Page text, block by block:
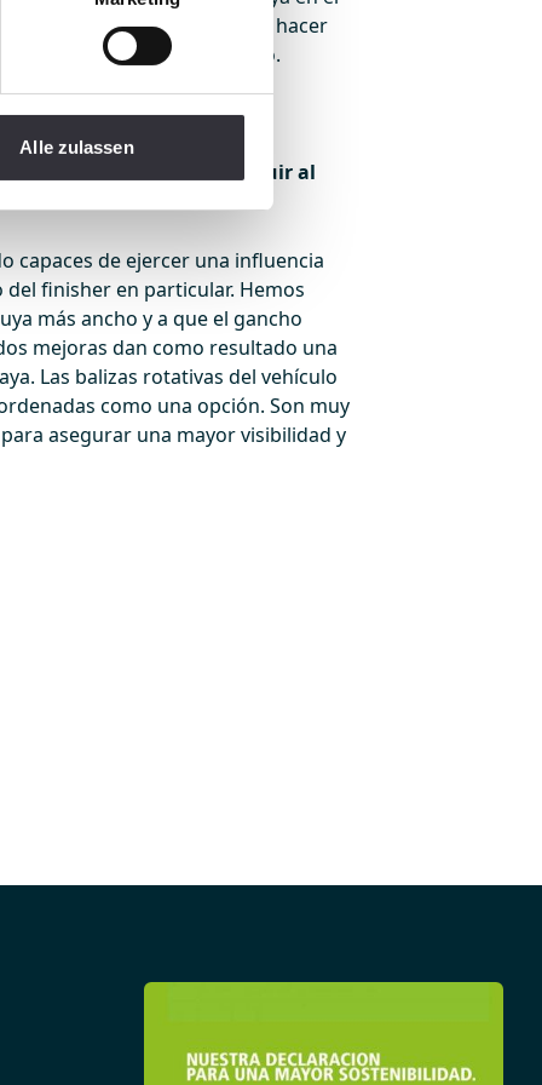
Alle zulassen
los nuevos vehículos y hacer
orgullosos de esto.
de cómo ha podido contribuir al
capaces de ejercer una influencia
finisher en particular. Hemos
más ancho y a que el gancho
mejoras dan como resultado una
Las balizas rotativas del vehículo
como una opción. Son muy
asegurar una mayor visibilidad y